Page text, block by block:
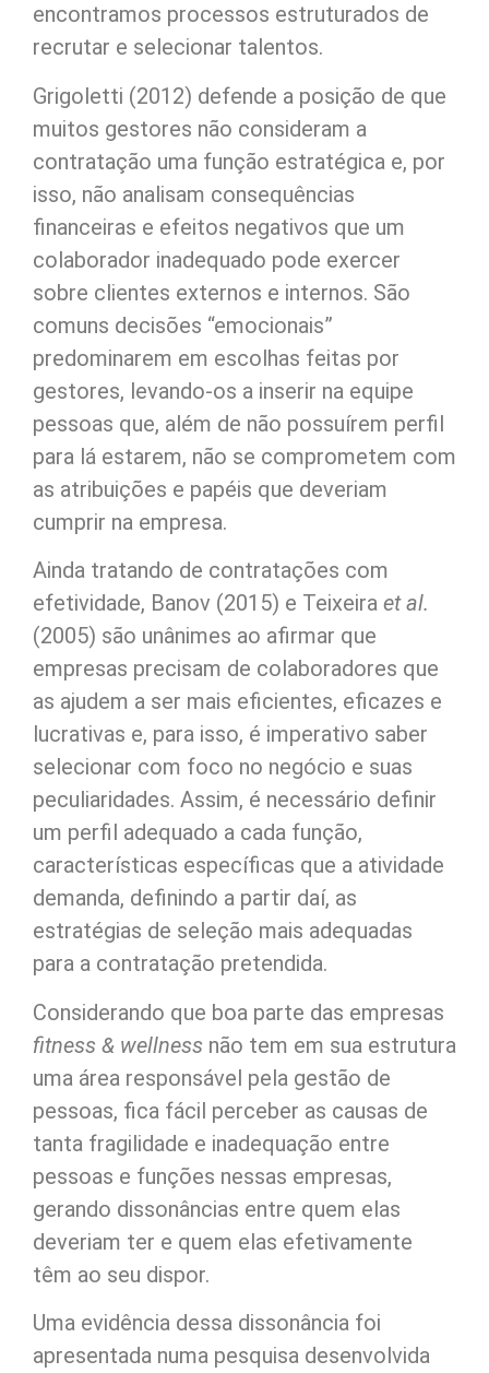
encontramos processos estruturados de
recrutar e selecionar talentos.
Grigoletti (2012) defende a posição de que
muitos gestores não consideram a
contratação uma função estratégica e, por
isso, não analisam consequências
financeiras e efeitos negativos que um
colaborador inadequado pode exercer
sobre clientes externos e internos. São
comuns decisões “emocionais”
predominarem em escolhas feitas por
gestores, levando-os a inserir na equipe
pessoas que, além de não possuírem perfil
para lá estarem, não se comprometem com
as atribuições e papéis que deveriam
cumprir na empresa.
Ainda tratando de contratações com
efetividade, Banov (2015) e Teixeira et al.
(2005) são unânimes ao afirmar que
empresas precisam de colaboradores que
as ajudem a ser mais eficientes, eficazes e
lucrativas e, para isso, é imperativo saber
selecionar com foco no negócio e suas
peculiaridades. Assim, é necessário definir
um perfil adequado a cada função,
características específicas que a atividade
demanda, definindo a partir daí, as
estratégias de seleção mais adequadas
para a contratação pretendida.
Considerando que boa parte das empresas
fitness & wellness não tem em sua estrutura
uma área responsável pela gestão de
pessoas, fica fácil perceber as causas de
tanta fragilidade e inadequação entre
pessoas e funções nessas empresas,
gerando dissonâncias entre quem elas
deveriam ter e quem elas efetivamente
têm ao seu dispor.
Uma evidência dessa dissonância foi
apresentada numa pesquisa desenvolvida